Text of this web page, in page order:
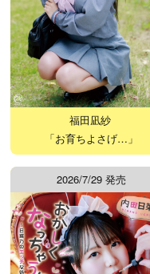
福田凪紗
「お育ちよさげ…」
2026/7/29 発売